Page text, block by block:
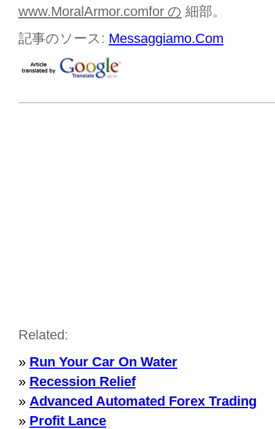
www.MoralArmor.comfor の 細部。
記事のソース: Messaggiamo.Com
Related:
» Run Your Car On Water
» Recession Relief
» Advanced Automated Forex Trading
» Profit Lance